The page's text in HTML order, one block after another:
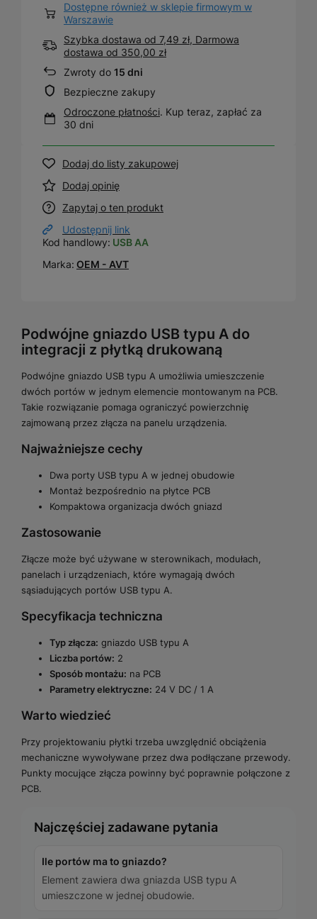
Dostępne również w sklepie firmowym w
Warszawie
Szybka dostawa od 7,49 zł, Darmowa
dostawa od 350,00 zł
Zwroty do 15 dni
Bezpieczne zakupy
Odroczone płatności. Kup teraz, zapłać za
30 dni
Dodaj do listy zakupowej
Dodaj opinię
Zapytaj o ten produkt
Udostępnij link
Kod handlowy: USB AA
Marka: OEM - AVT
Podwójne gniazdo USB typu A do
integracji z płytką drukowaną
Podwójne gniazdo USB typu A umożliwia umieszczenie
dwóch portów w jednym elemencie montowanym na PCB.
Takie rozwiązanie pomaga ograniczyć powierzchnię
zajmowaną przez złącza na panelu urządzenia.
Najważniejsze cechy
Dwa porty USB typu A w jednej obudowie
Montaż bezpośrednio na płytce PCB
Kompaktowa organizacja dwóch gniazd
Zastosowanie
Złącze może być używane w sterownikach, modułach,
panelach i urządzeniach, które wymagają dwóch
sąsiadujących portów USB typu A.
Specyfikacja techniczna
Typ złącza: gniazdo USB typu A
Liczba portów: 2
Sposób montażu: na PCB
Parametry elektryczne: 24 V DC / 1 A
Warto wiedzieć
Przy projektowaniu płytki trzeba uwzględnić obciążenia
mechaniczne wywoływane przez dwa podłączane przewody.
Punkty mocujące złącza powinny być poprawnie połączone z
PCB.
Najczęściej zadawane pytania
Ile portów ma to gniazdo?
Element zawiera dwa gniazda USB typu A
umieszczone w jednej obudowie.